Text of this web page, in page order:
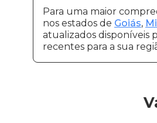
Para uma maior
nos estados de Goiás,
atualizados disponíveis
recentes para a sua